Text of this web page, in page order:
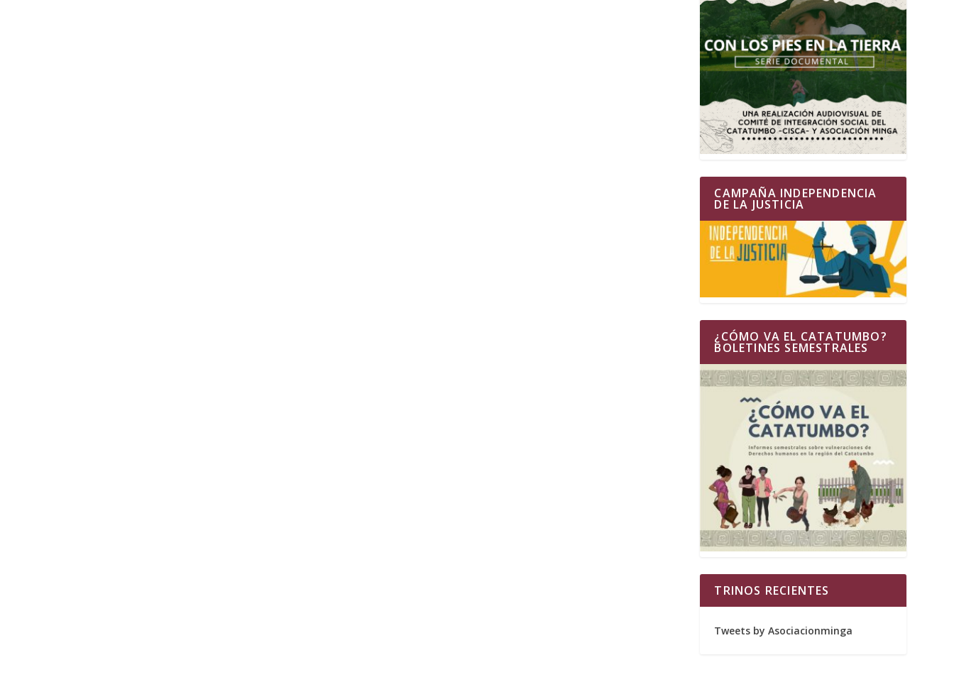
CAMPAÑA INDEPENDENCIA
DE LA JUSTICIA
¿CÓMO VA EL CATATUMBO?
BOLETINES SEMESTRALES
TRINOS RECIENTES
Tweets by Asociacionminga